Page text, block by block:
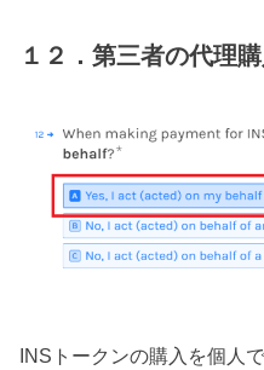
１２．第三者の代理
INSトークンの購入を個人